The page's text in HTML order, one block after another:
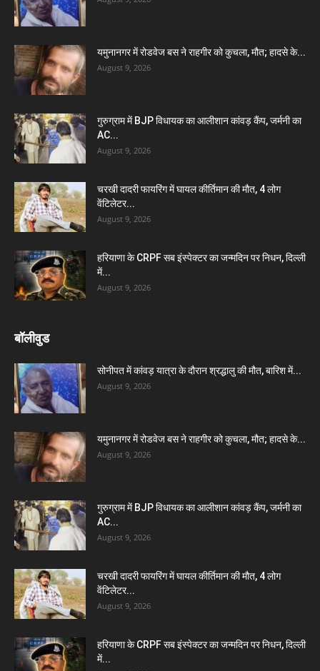
यमुनानगर में रोडवेज बस ने राहगीर को कुचला, मौत; हादसे के...
August 9, 2026
गुरुग्राम में BJP विधायक का आलीशान कांवड़ कैंप, जर्मनी का
AC...
August 9, 2026
चरखी दादरी फायरिंग में घायल कीर्तिमान की मौत, 4 लोग
वेंटिलेटर...
August 9, 2026
हरियाणा के CRPF सब इंस्पेक्टर का जन्मदिन पर निधन, दिल्ली
में...
August 9, 2026
बॉलीवुड
सोनीपत में कांवड़ यात्रा के दौरान श्रद्धालु की मौत, बारिश में...
August 9, 2026
यमुनानगर में रोडवेज बस ने राहगीर को कुचला, मौत; हादसे के...
August 9, 2026
गुरुग्राम में BJP विधायक का आलीशान कांवड़ कैंप, जर्मनी का
AC...
August 9, 2026
चरखी दादरी फायरिंग में घायल कीर्तिमान की मौत, 4 लोग
वेंटिलेटर...
August 9, 2026
हरियाणा के CRPF सब इंस्पेक्टर का जन्मदिन पर निधन, दिल्ली
में...